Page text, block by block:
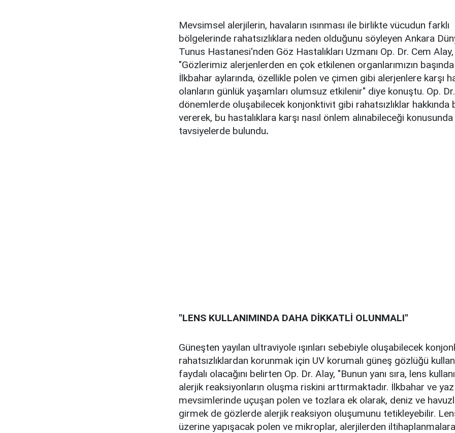
Mevsimsel alerjilerin, havaların ısınması ile birlikte vücudun farklı
bölgelerinde rahatsızlıklara neden olduğunu söyleyen Ankara
Tunus Hastanesi'nden Göz Hastalıkları Uzmanı Op. Dr. Cem Alay,
"Gözlerimiz alerjenlerden en çok etkilenen organlarımızın
İlkbahar aylarında, özellikle polen ve çimen gibi alerjenlere karşı
olanların günlük yaşamları olumsuz etkilenir" diye konuştu. Op.
dönemlerde oluşabilecek konjonktivit gibi rahatsızlıklar hakkında
vererek, bu hastalıklara karşı nasıl önlem alınabileceği konusunda
tavsiyelerde bulundu.
"LENS KULLANIMINDA DAHA DİKKATLİ OLUNMALI"
Güneşten yayılan ultraviyole ışınları sebebiyle oluşabilecek
rahatsızlıklardan korunmak için UV korumalı güneş gözlüğü
faydalı olacağını belirten Op. Dr. Alay, "Bunun yanı sıra, lens
alerjik reaksiyonların oluşma riskini arttırmaktadır. İlkbahar ve yaz
mevsimlerinde uçuşan polen ve tozlara ek olarak, deniz ve
girmek de gözlerde alerjik reaksiyon oluşumunu tetikleyebilir.
üzerine yapışacak polen ve mikroplar, alerjilerden